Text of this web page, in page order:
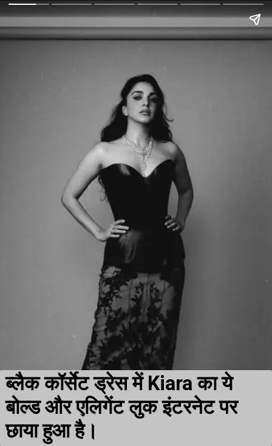
ब्लैक कॉर्सेट ड्रेस में Kiara का ये
बोल्ड और एलिगेंट लुक इंटरनेट पर
छाया हुआ है।